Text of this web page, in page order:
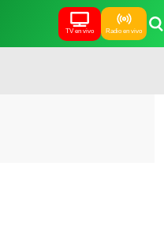
TV en vivo Radio en vivo